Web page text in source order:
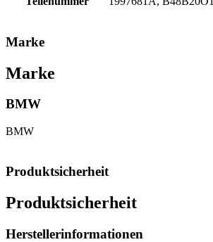
Marke
Marke
BMW
BMW
Produktsicherheit
Produktsicherheit
Herstellerinformationen